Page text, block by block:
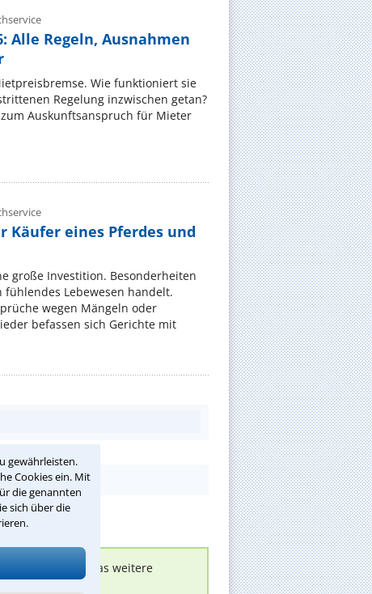
gewährleisten.
Cookies ein. Mit
die genannten
sich über die
Alle Regeln, Ausnahmen
Wie funktioniert sie
Regelung inzwischen getan?
Auskunftsanspruch für Mieter
Käufer eines Pferdes und
große Investition. Besonderheiten
Lebewesen handelt.
wegen Mängeln oder
befassen sich Gerichte mit
melden, um das weitere